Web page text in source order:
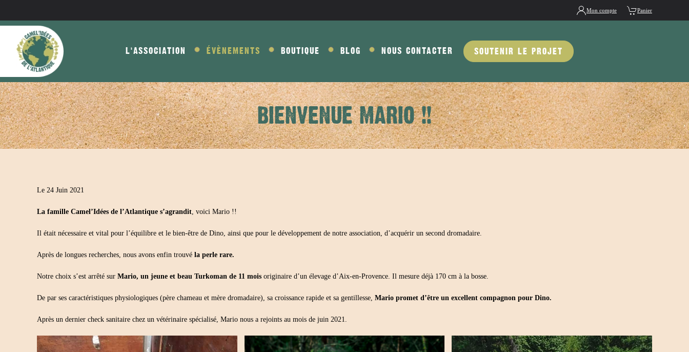
Skip to main content
Mon compte Panier
L'ASSOCIATION ÉVÈNEMENTS BOUTIQUE BLOG NOUS CONTACTER SOUTENIR LE PROJET
BIENVENUE MARIO !!
Le 24 Juin 2021
La famille Camel’Idées de l’Atlantique s’agrandit, voici Mario !!
Il était nécessaire et vital pour l’équilibre et le bien-être de Dino, ainsi que pour le développement de notre association, d’acquérir un second dromadaire.
Après de longues recherches, nous avons enfin trouvé la perle rare.
Notre choix s’est arrêté sur Mario, un jeune et beau Turkoman de 11 mois originaire d’un élevage d’Aix-en-Provence. Il mesure déjà 170 cm à la bosse.
De par ses caractéristiques physiologiques (père chameau et mère dromadaire), sa croissance rapide et sa gentillesse, Mario promet d’être un excellent compagnon pour Dino.
Après un dernier check sanitaire chez un vétérinaire spécialisé, Mario nous a rejoints au mois de juin 2021.